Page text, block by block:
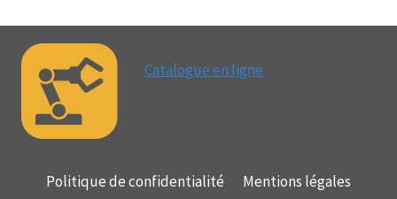
Catalogue en ligne
Politique de confidentialité Mentions légales